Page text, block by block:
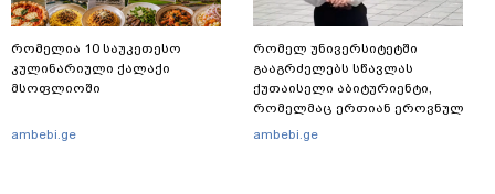
რომელია 10 საუკეთესო
კულინარიული ქალაქი
მსოფლიოში
ambebi.ge
რომელ უნივერსიტეტში
გააგრძელებს სწავლას
ქუთაისელი აბიტურიენტი,
რომელმაც ერთიან ეროვნულ
გამოცდებზე, ყველა საგანში
ambebi.ge